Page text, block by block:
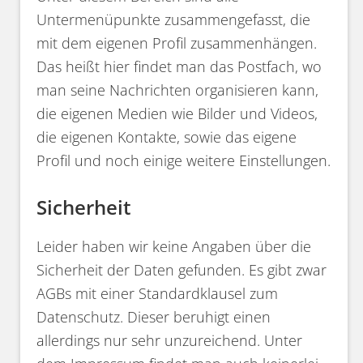
Untermenüpunkte zusammengefasst, die
mit dem eigenen Profil zusammenhängen.
Das heißt hier findet man das Postfach, wo
man seine Nachrichten organisieren kann,
die eigenen Medien wie Bilder und Videos,
die eigenen Kontakte, sowie das eigene
Profil und noch einige weitere Einstellungen.
Sicherheit
Leider haben wir keine Angaben über die
Sicherheit der Daten gefunden. Es gibt zwar
AGBs mit einer Standardklausel zum
Datenschutz. Dieser beruhigt einen
allerdings nur sehr unzureichend. Unter